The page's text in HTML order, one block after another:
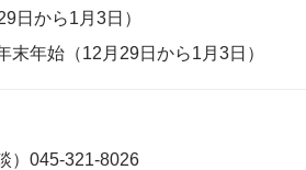
日から1月3日）
年始（12月29日から1月3日）
）045-321-8026